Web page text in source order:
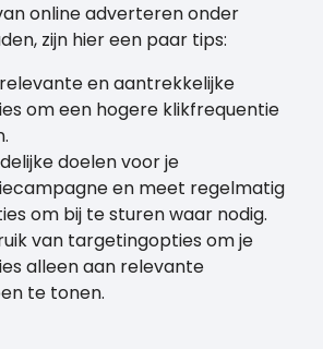
online adverteren onder
zijn hier een paar tips:
en aantrekkelijke
om een hogere klikfrequentie
doelen voor je
en meet regelmatig
om bij te sturen waar nodig.
van targetingopties om je
alleen aan relevante
te tonen.